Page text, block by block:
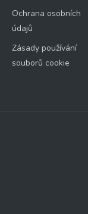
Ochrana osobních
údajů
Zásady používání
souborů cookie